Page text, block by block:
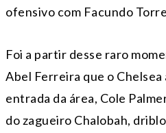
ofensivo com Facundo
Foi a partir desse raro
Abel Ferreira que o
entrada da área, Cole
do zagueiro Chalobah,